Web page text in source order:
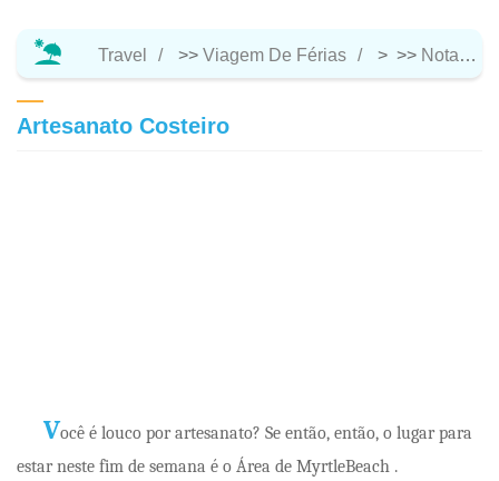
Travel >> Viagem De Férias > >> Notas De Viagem
Artesanato Costeiro
Você é louco por artesanato? Se então, então, o lugar para
estar neste fim de semana é o Área de MyrtleBeach .